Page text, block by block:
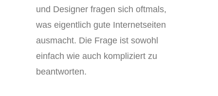
und Designer fragen sich oftmals,
was eigentlich gute Internetseiten
ausmacht. Die Frage ist sowohl
einfach wie auch kompliziert zu
beantworten.